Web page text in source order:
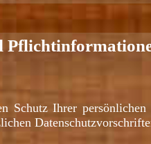
Schutz Ihrer